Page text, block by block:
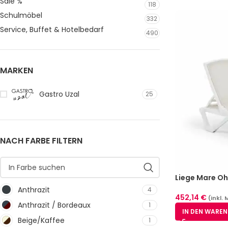
118
Schulmöbel 332
Service, Buffet & Hotelbedarf 490
MARKEN
Gastro Uzal 25
NACH FARBE FILTERN
Anthrazit 4
Anthrazit / Bordeaux 1
Beige/Kaffee 1
Liege Mare
452,14 € (inkl.
IN DEN